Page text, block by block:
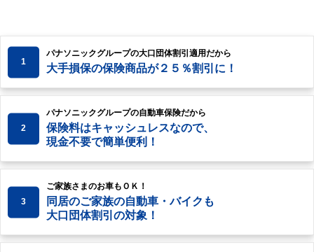
1
パナソニックグループの大口団体割引適用だから
大手損保の保険商品が２５％割引に！
2
パナソニックグループの自動車保険だから
保険料はキャッシュレスなので、
現金不要で簡単便利！
3
ご家族さまのお車もＯＫ！
同居のご家族の自動車・バイクも
大口団体割引の対象！